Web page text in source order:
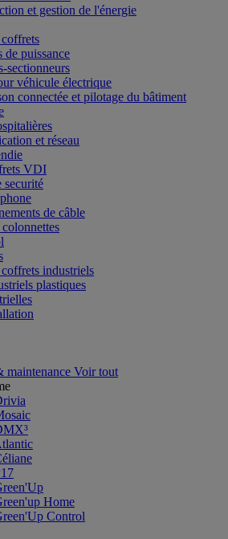
et gestion de l'énergie
de puissance
sectionneurs
véhicule électrique
connectée et pilotage du bâtiment
et réseau
VDI
securité
de câble
industriels
plastiques
maintenance Voir tout
Home
Control